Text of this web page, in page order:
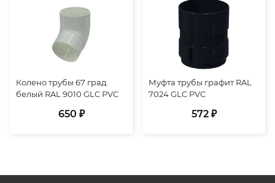
Колено трубы 67 град.
белый RAL 9010 GLC PVC
650 ₽
Муфта трубы графит RAL
7024 GLC PVC
572 ₽